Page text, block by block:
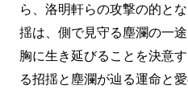
ら、洛明軒らの攻撃の的と
揺は、側で見守る塵瀾の一
胸に生き延びることを決意
る招揺と塵瀾が辿る運命と